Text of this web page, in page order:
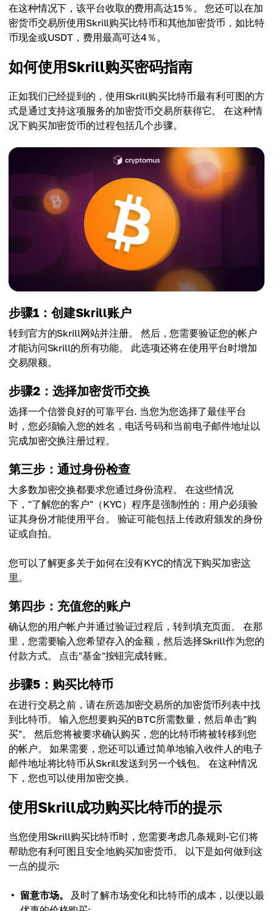
在这种情况下，该平台收取的费用高达15％。 您还可以在加
密货币交易所使用Skrill购买比特币和其他加密货币，如比特
币现金或USDT，费用最高可达4％。
如何使用Skrill购买密码指南
正如我们已经提到的，使用Skrill购买比特币最有利可图的方
式是通过支持这项服务的加密货币交易所获得它。 在这种情
况下购买加密货币的过程包括几个步骤。
步骤1：创建Skrill账户
转到官方的Skrill网站并注册。 然后，您需要验证您的帐户
才能访问Skrill的所有功能。 此选项还将在使用平台时增加
交易限额。
步骤2：选择加密货币交换
选择一个信誉良好的可靠平台. 当您为您选择了最佳平台
时，您必须输入您的姓名，电话号码和当前电子邮件地址以
完成加密交换注册过程。
第三步：通过身份检查
大多数加密交换都要求您通过身份流程。 在这些情况
下，"了解您的客户"（KYC）程序是强制性的：用户必须验
证其身份才能使用平台。 验证可能包括上传政府颁发的身份
证或自拍。
您可以了解更多关于如何在没有KYC的情况下购买加密这
里。
第四步：充值您的账户
确认您的用户帐户并通过验证过程后，转到填充页面。 在那
里，您需要输入您希望存入的金额，然后选择Skrill作为您的
付款方式。 点击"基金"按钮完成转账。
步骤5：购买比特币
在进行交易之前，请在所选加密交易所的加密货币列表中找
到比特币。 输入您想要购买的BTC所需数量，然后单击"购
买"。 然后您将被要求确认购买，您的比特币将被转移到您
的帐户。 如果需要，您还可以通过简单地输入收件人的电子
邮件地址将比特币从Skrill发送到另一个钱包。 在这种情况
下，您也可以使用加密交换。
使用Skrill成功购买比特币的提示
当您使用Skrill购买比特币时，您需要考虑几条规则-它们将
帮助您有利可图且安全地购买加密货币。 以下是如何做到这
一点的提示:
留意市场。
及时了解市场变化和比特币的成本，以便以最